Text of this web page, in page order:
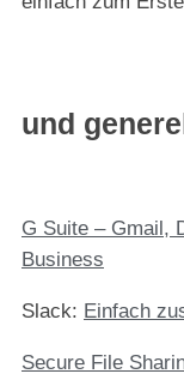
und
G Suite – Gmail,
Business
Slack: Einfach
Secure File